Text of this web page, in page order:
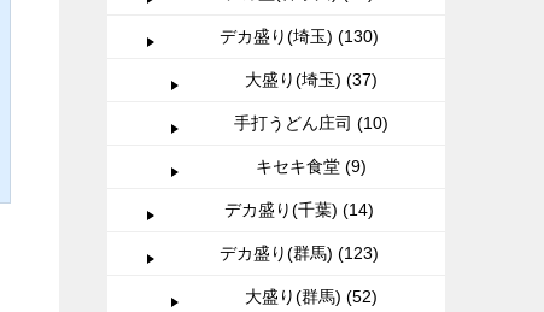
デカ盛り(埼玉) (130)
大盛り(埼玉) (37)
手打うどん庄司 (10)
キセキ食堂 (9)
デカ盛り(千葉) (14)
デカ盛り(群馬) (123)
大盛り(群馬) (52)